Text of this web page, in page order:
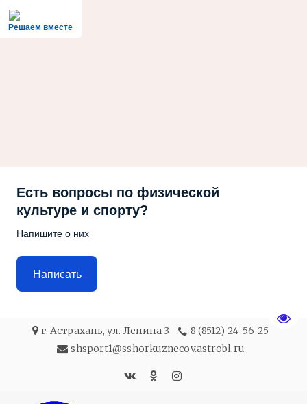
Решаем вместе
Есть вопросы по физической
культуре и спорту?
Напишите о них
Написать
г. Астрахань,ул. Ленина 3
8 (8512) 24-56-25
shsport1@sshorkuznecov.astrobl.ru